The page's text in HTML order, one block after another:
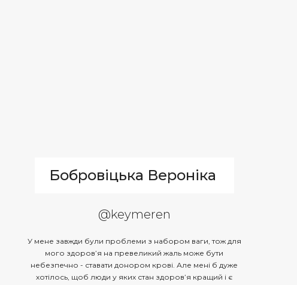
Бобровіцька Вероніка
@keymeren
У мене завжди були проблеми з набором ваги, тож для
мого здоров’я на превеликий жаль може бути
небезпечно - ставати донором крові. Але мені б дуже
хотілось, щоб люди у яких стан здоров’я кращий і є